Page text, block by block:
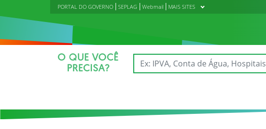
PORTAL DO GOVERNO SEPLAG Webmail MAIS SITES
O QUE VOCÊ
PRECISA?